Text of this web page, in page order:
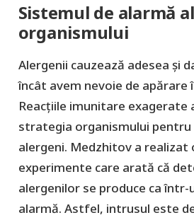
Sistemul de alarmă al
organismului
Alergenii cauzează adesea și
încât avem nevoie de apărare
Reacțiile imunitare exagerate
strategia organismului pentru
alergeni. Medzhitov a realizat
experimente care arată că
alergenilor se produce ca într-
alarmă. Astfel, intrusul este